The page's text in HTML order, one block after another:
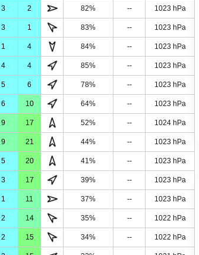
3 2 82% -- 1023 hPa
3 1 83% -- 1023 hPa
1 4 84% -- 1023 hPa
4 4 85% -- 1023 hPa
5 6 78% -- 1023 hPa
6 10 64% -- 1023 hPa
9 17 52% -- 1024 hPa
9 21 44% -- 1023 hPa
5 20 41% -- 1023 hPa
3 17 39% -- 1023 hPa
1 11 37% -- 1023 hPa
2 14 35% -- 1022 hPa
2 15 34% -- 1022 hPa